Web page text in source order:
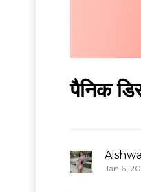
पैनिक
Jan 6,